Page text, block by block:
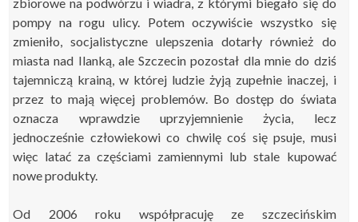
pompy na rogu ulicy. Potem oczywiście wszystko się
zmieniło, socjalistyczne ulepszeniadotarły również do
miasta nad Ilanką, ale Szczecin pozostał dla mnie do dziś
tajemniczą krainą, w której ludzie żyją zupełnie inaczej, i
przez to mają więcej problemów. Bo dostęp do świata
oznacza wprawdzie uprzyjemnienie życia, lecz
jednocześnie człowiekowi co chwilę coś się psuje, musi
więc latać za częściami zamiennymi lub stale kupować
nowe produkty.
Od 2006 roku współpracuję ze szczecińskim